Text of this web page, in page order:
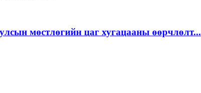
мөстлөгийн цаг хугацааны өөрчлөлт...